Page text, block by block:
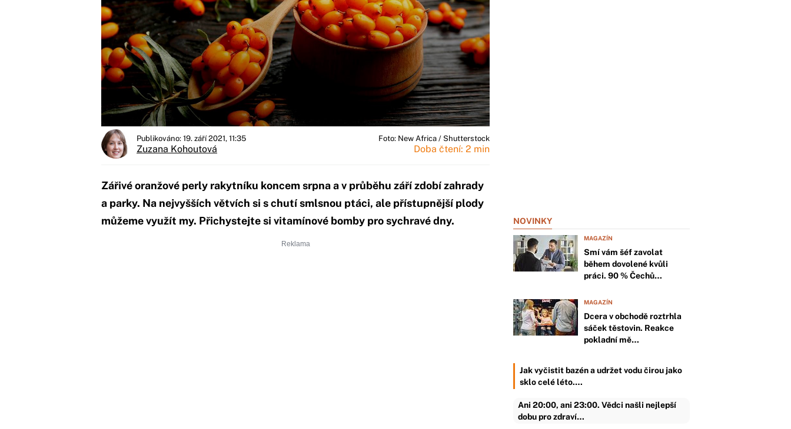
Publikováno: 19. září 2021, 11:35
Zuzana Kohoutová
Foto: New Africa / Shutterstock
Doba čtení: 2 min
Zářivé oranžové perly rakytníku koncem srpna a v průběhu září zdobí zahrady
a parky. Na nejvyšších větvích si s chutí smlsnou ptáci, ale přístupnější plody
můžeme využít my. Přichystejte si vitamínové bomby pro sychravé dny.
NOVINKY
MAGAZÍN
Smí vám šéf zavolat
během dovolené kvůli
práci. 90 % Čechů…
MAGAZÍN
Dcera v obchodě roztrhla
sáček těstovin. Reakce
pokladní mě…
Jak vyčistit bazén a udržet vodu čirou jako
sklo celé léto.…
Ani 20:00, ani 23:00. Vědci našli nejlepší
dobu pro zdraví…